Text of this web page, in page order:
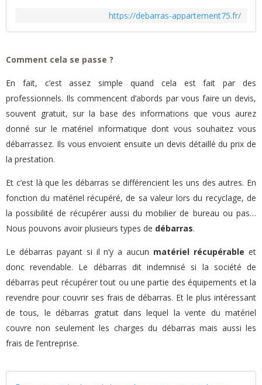
https://debarras-appartement75.fr/
Comment cela se passe ?
En fait, c’est assez simple quand cela est fait par des
professionnels. Ils commencent d’abords par vous faire un devis,
souvent gratuit, sur la base des informations que vous aurez
donné sur le matériel informatique dont vous souhaitez vous
débarrassez. Ils vous envoient ensuite un devis détaillé du prix de
la prestation.
Et c’est là que les débarras se différencient les uns des autres. En
fonction du matériel récupéré, de sa valeur lors du recyclage, de
la possibilité de récupérer aussi du mobilier de bureau ou pas…
Nous pouvons avoir plusieurs types de débarras.
Le débarras payant si il n’y a aucun matériel récupérable et
donc revendable. Le débarras dit indemnisé si la société de
débarras peut récupérer tout ou une partie des équipements et la
revendre pour couvrir ses frais de débarras. Et le plus intéressant
de tous, le débarras gratuit dans lequel la vente du matériel
couvre non seulement les charges du débarras mais aussi les
frais de l’entreprise.